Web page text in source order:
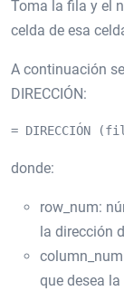
Toma la fila y el
celda de esa
A continuación
DIRECCIÓN:
= DIRECCIÓN
donde:
row_num:
la dirección
que desea